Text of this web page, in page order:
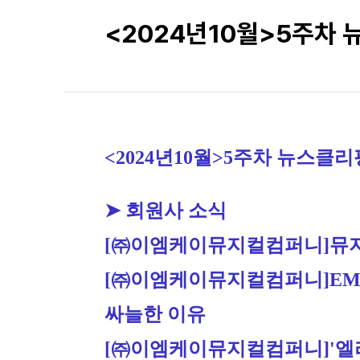
<2024년10월>5주차
<2024년10월>5주차 뉴스클리
➤ 회원사 소식
[㈜이엠케이뮤지컬컴퍼니]뮤
[㈜이엠케이뮤지컬컴퍼니]
싸늘한 이유
[㈜이엠케이뮤지컬컴퍼니]'엘